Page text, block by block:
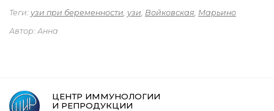
Теги: узи при беременности, узи, Войковская, Марьино
Автор: Анна
ЦЕНТР ИММУНОЛОГИИ
И РЕПРОДУКЦИИ